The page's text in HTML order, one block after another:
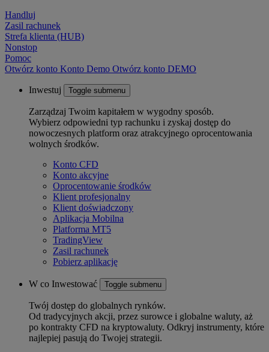
Handluj
Zasil rachunek
Strefa klienta (HUB)
Nonstop
Pomoc
Otwórz konto Konto Demo Otwórz konto DEMO
Inwestuj Toggle submenu
Zarządzaj Twoim kapitałem w wygodny sposób.
Wybierz odpowiedni typ rachunku i zyskaj dostęp do
nowoczesnych platform oraz atrakcyjnego oprocentowania
wolnych środków.
Konto CFD
Konto akcyjne
Oprocentowanie środków
Klient profesjonalny
Klient doświadczony
Aplikacja Mobilna
Platforma MT5
TradingView
Zasil rachunek
Pobierz aplikację
W co Inwestować Toggle submenu
Twój dostęp do globalnych rynków.
Od tradycyjnych akcji, przez surowce i globalne waluty, aż
po kontrakty CFD na kryptowaluty. Odkryj instrumenty, które
najlepiej pasują do Twojej strategii.